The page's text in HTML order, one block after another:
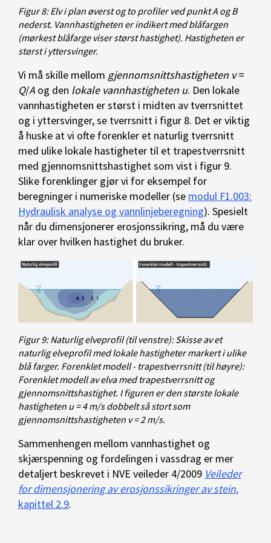
Figur 8: Elv i plan øverst og to profiler ved punkt A og B
nederst. Vannhastigheten er indikert med blåfargen
(mørkest blåfarge viser størst hastighet). Hastigheten er
størst i yttersvinger.
Vi må skille mellom gjennomsnittshastigheten v=
Q/A og den lokale vannhastigheten u. Den lokale
vannhastigheten er størst i midten av tverrsnittet
og i yttersvinger, se tverrsnitt i figur 8. Det er viktig
å huske at vi ofte forenkler et naturlig tverrsnitt
med ulike lokale hastigheter til et trapestverrsnitt
med gjennomsnittshastighet som vist i figur 9.
Slike forenklinger gjør vi for eksempel for
beregninger i numeriske modeller (se modul F1.003:
Hydraulisk analyse og vannlinjeberegning). Spesielt
når du dimensjonerer erosjonssikring, må du være
klar over hvilken hastighet du bruker.
Figur 9: Naturlig elveprofil (til venstre): Skisse av et
naturlig elveprofil med lokale hastigheter markert i ulike
blå farger. Forenklet modell - trapestverrsnitt (til høyre):
Forenklet modell av elva med trapestverrsnitt og
gjennomsnittshastighet. I figuren er den største lokale
hastigheten u = 4 m/s dobbelt så stort som
gjennomsnittshastigheten v = 2 m/s.
Sammenhengen mellom vannhastighet og
skjærspenning og fordelingen i vassdrag er mer
detaljert beskrevet i NVE veileder 4/2009 Veileder
for dimensjonering av erosjonssikringer av stein,
kapittel 2.9.